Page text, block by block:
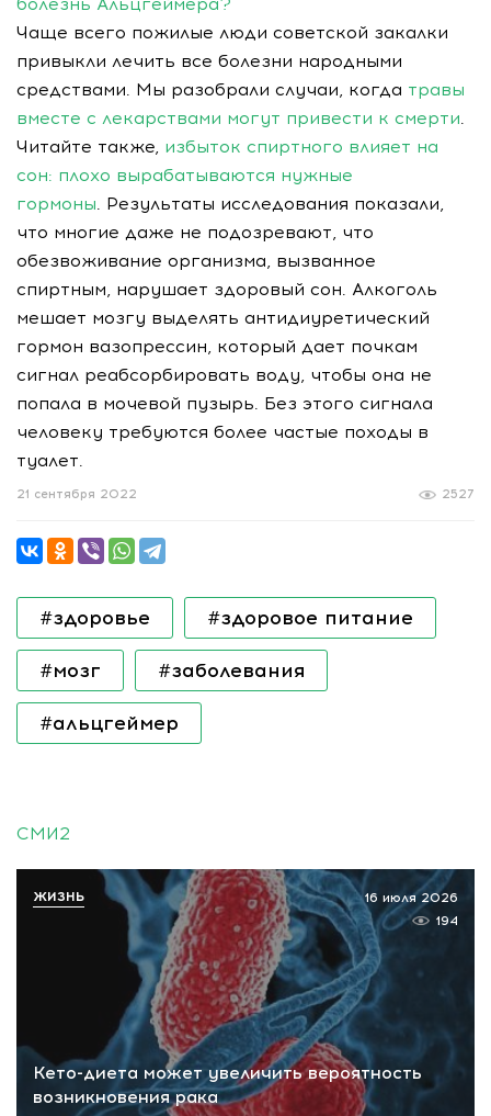
Чаще всего пожилые люди советской закалки
привыкли лечить все болезни народными
средствами. Мы разобрали случаи, когда травы
вместе с лекарствами могут привести к смерти.
Читайте также, избыток спиртного влияет на
сон: плохо вырабатываются нужные
гормоны. Результаты исследования показали,
что многие даже не подозревают, что
обезвоживание организма, вызванное
спиртным, нарушает здоровый сон. Алкоголь
мешает мозгу выделять антидиуретический
гормон вазопрессин, который дает почкам
сигнал реабсорбировать воду, чтобы она не
попала в мочевой пузырь. Без этого сигнала
человеку требуются более частые походы в
туалет.
2527
21 сентября 2022
#здоровье #здоровое питание
#мозг #заболевания
#альцгеймер
СМИ2
Кето-диета может увеличить вероятность
возникновения рака
16 июля 2026
194
ЖИЗНЬ